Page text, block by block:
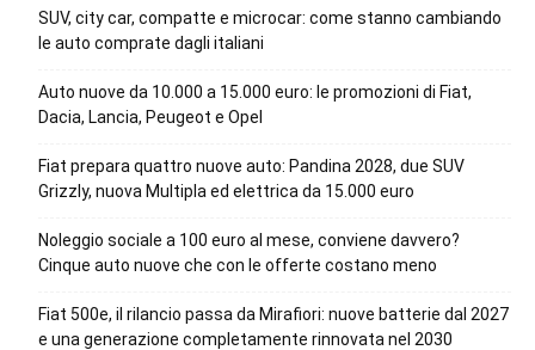
SUV, city car, compatte e microcar: come stanno cambiando
le auto comprate dagli italiani
Auto nuove da 10.000 a 15.000 euro: le promozioni di Fiat,
Dacia, Lancia, Peugeot e Opel
Fiat prepara quattro nuove auto: Pandina 2028, due SUV
Grizzly, nuova Multipla ed elettrica da 15.000 euro
Noleggio sociale a 100 euro al mese, conviene davvero?
Cinque auto nuove che con le offerte costano meno
Fiat 500e, il rilancio passa da Mirafiori: nuove batterie dal 2027
e una generazione completamente rinnovata nel 2030